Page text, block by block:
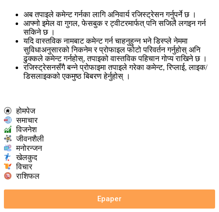
अब तपाइले कमेन्ट गर्नका लागि अनिवार्य रजिस्ट्रेसन गर्नुपर्ने छ ।
आफ्नो इमेल वा गुगल, फेसबुक र ट्वीटरमार्फत् पनि सजिलै लगइन गर्न
सकिने छ ।
यदि वास्तविक नामबाट कमेन्ट गर्न चाहनुहुन्न भने डिस्प्ले नेममा
सुविधाअनुसारको निकनेम र प्रोफाइल फोटो परिवर्तन गर्नुहोस् अनि
ढुक्कले कमेन्ट गर्नहोस्, तपाइको वास्तविक पहिचान गोप्य राखिने छ ।
रजिस्ट्रेसनसँगै बन्ने प्रोफाइमा तपाइले गरेका कमेन्ट, रिप्लाई, लाइक/
डिसलाइकको एकमुष्ठ बिबरण हेर्नुहोस् ।
होमपेज
समाचार
विजनेश
जीवनशैली
मनोरन्जन
खेलकुद
विचार
राशिफल
Epaper